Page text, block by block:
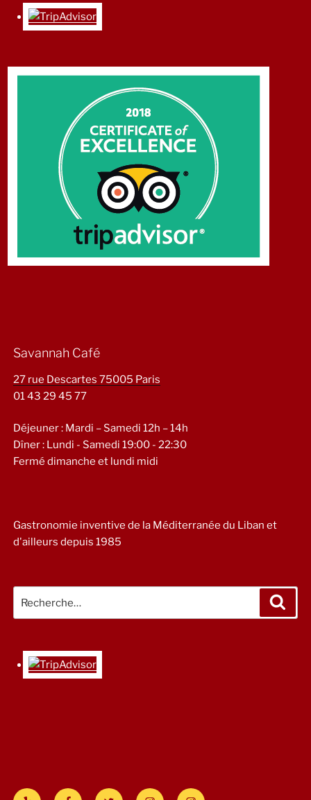
Savannah Café
27 rue Descartes 75005 Paris
01 43 29 45 77
Déjeuner : Mardi – Samedi 12h – 14h
Dîner : Lundi - Samedi 19:00 - 22:30
Fermé dimanche et lundi midi
Gastronomie inventive de la Méditerranée du Liban et
d'ailleurs depuis 1985
pour
Yelp FacebookTwitter Instagram#Savannah